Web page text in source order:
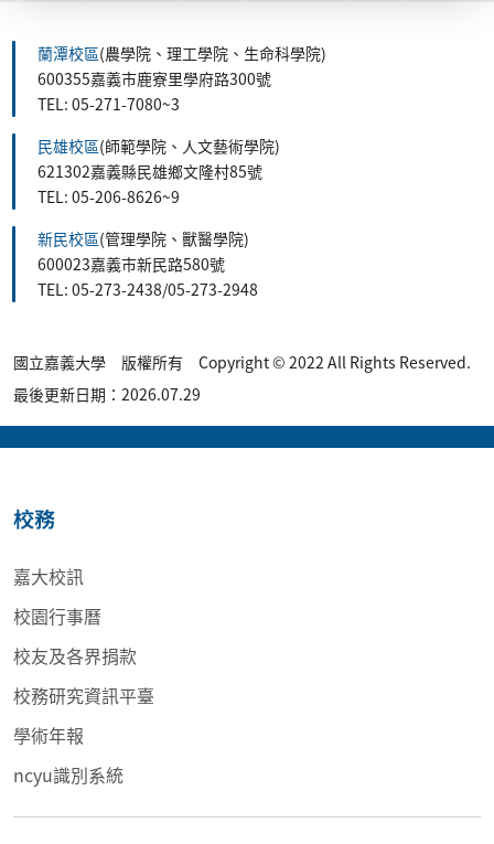
蘭潭校區(農學院、理工學院、生命科學院)
600355嘉義市鹿寮里學府路300號
TEL: 05-271-7080~3
民雄校區(師範學院、人文藝術學院)
621302嘉義縣民雄鄉文隆村85號
TEL: 05-206-8626~9
新民校區(管理學院、獸醫學院)
600023嘉義市新民路580號
TEL: 05-273-2438/05-273-2948
國立嘉義大學 版權所有 Copyright © 2022 All Rights Reserved.
最後更新日期：2026.07.29
校務
嘉大校訊
校園行事曆
校友及各界捐款
校務研究資訊平臺
學術年報
ncyu識別系統